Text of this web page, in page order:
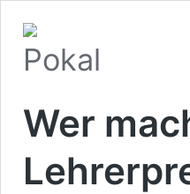
Wer